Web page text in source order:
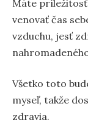
Máte príležitosť
venovať čas
vzduchu, jesť
Všetko toto
myseľ, takže
zdravia.